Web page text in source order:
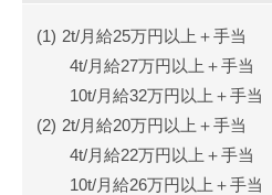
2t/月給25万円以上＋手当
4t/月給27万円以上＋手当
10t/月給32万円以上＋手当
2t/月給20万円以上＋手当
4t/月給22万円以上＋手当
10t/月給26万円以上＋手当